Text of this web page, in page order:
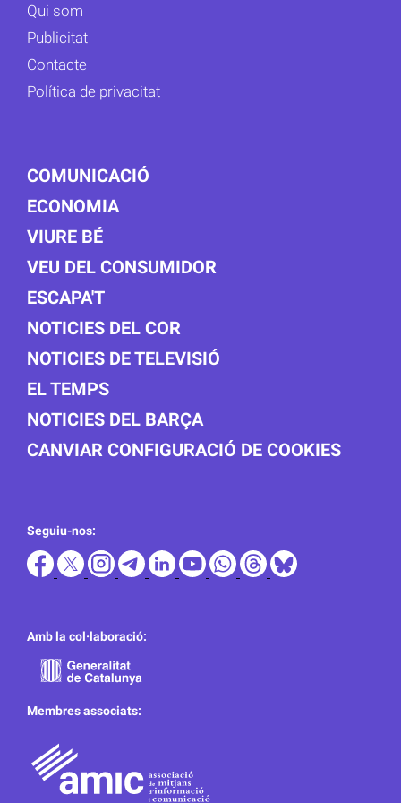
Qui som
Publicitat
Contacte
Política de privacitat
COMUNICACIÓ
ECONOMIA
VIURE BÉ
VEU DEL CONSUMIDOR
ESCAPA'T
NOTICIES DEL COR
NOTICIES DE TELEVISIÓ
EL TEMPS
NOTICIES DEL BARÇA
CANVIAR CONFIGURACIÓ DE COOKIES
Seguiu-nos:
Amb la col·laboració:
Membres associats: